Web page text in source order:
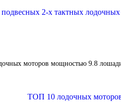
моторов мощностью 9.8